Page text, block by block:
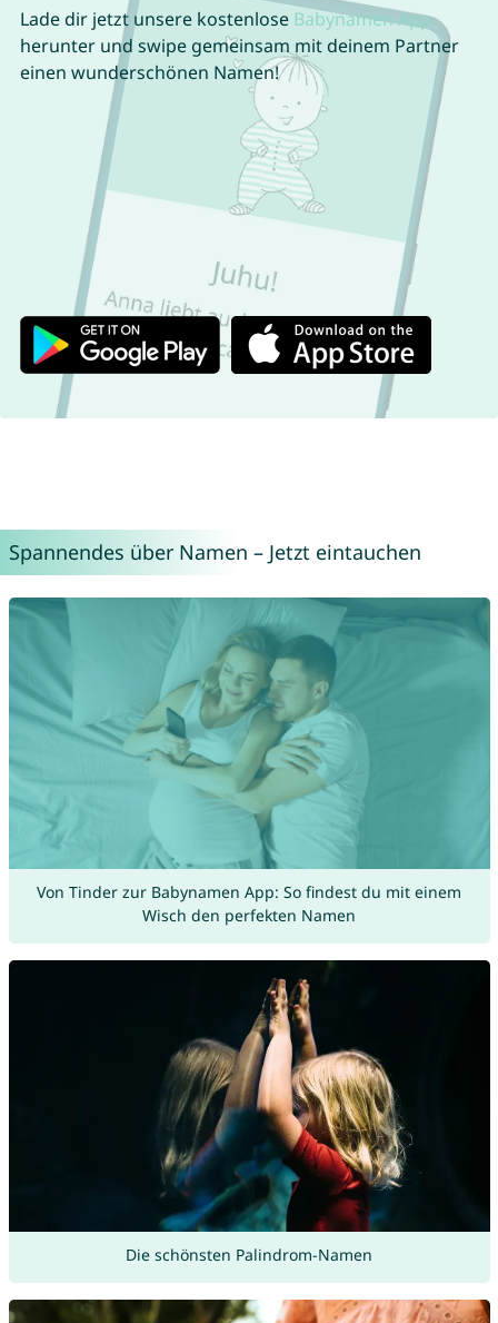
Lade dir jetzt unsere kostenlose Babynamen App
herunter und swipe gemeinsam mit deinem Partner
einen wunderschönen Namen!
Spannendes über Namen – Jetzt eintauchen
Von Tinder zur Babynamen App: So findest du mit einem
Wisch den perfekten Namen
Die schönsten Palindrom-Namen